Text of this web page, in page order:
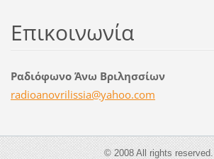
Επικοινωνία
Ραδιόφωνο Άνω Βριλησσίων
radioanovrilissia@yahoo.com
© 2008 All rights reserved.